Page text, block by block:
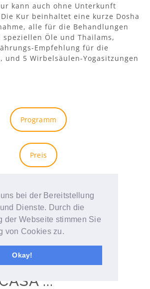
bei der Bereitstellung
Dienste. Durch die
der Webseite stimmen Sie
von Cookies zu.
Okay!
kann auch ohne Unterkunft
Kur beinhaltet eine kurze Dosha
alle für die Behandlungen
Öle und Thailams,
Empfehlung für die
und 5 Wirbelsäulen-Yogasitzungen
Programm
Preis
WELLNESS RETREAT PREISE
KUR IN DER
...